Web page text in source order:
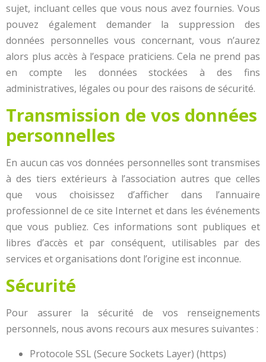
sujet, incluant celles que vous nous avez fournies. Vous
pouvez également demander la suppression des
données personnelles vous concernant, vous n’aurez
alors plus accès à l’espace praticiens. Cela ne prend pas
en compte les données stockées à des fins
administratives, légales ou pour des raisons de sécurité.
Transmission de vos données
personnelles
En aucun cas vos données personnelles sont transmises
à des tiers extérieurs à l’association autres que celles
que vous choisissez d’afficher dans l’annuaire
professionnel de ce site Internet et dans les événements
que vous publiez. Ces informations sont publiques et
libres d’accès et par conséquent, utilisables par des
services et organisations dont l’origine est inconnue.
Sécurité
Pour assurer la sécurité de vos renseignements
personnels, nous avons recours aux mesures suivantes :
Protocole SSL (Secure Sockets Layer) (https)